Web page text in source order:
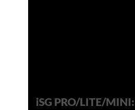
iSG PRO/LITE/